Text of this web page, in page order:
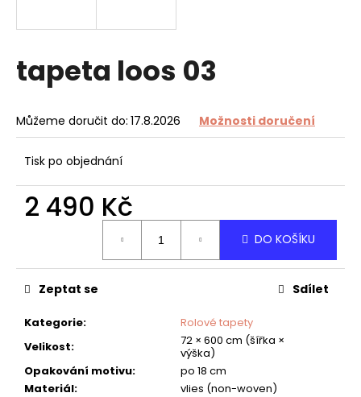
tapeta loos 03
Můžeme doručit do: 17.8.2026 Možnosti doručení
Tisk po objednání
2 490 Kč
DO KOŠÍKU
Kategorie:
Rolové tapety
Velikost:
72 × 600 cm (šířka ×
výška)
Opakování motivu:
po 18 cm
Materiál: vlies (non-woven)
Zeptat se Sdílet
í
t
HLEDAT
o
p
u
č
u